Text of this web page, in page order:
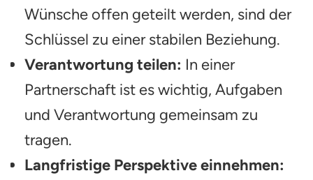
Wünsche offen geteilt werden, sind der
Schlüssel zu einer stabilen Beziehung.
Verantwortung teilen: In einer
Partnerschaft ist es wichtig, Aufgaben
und Verantwortung gemeinsam zu
tragen.
Langfristige Perspektive einnehmen: